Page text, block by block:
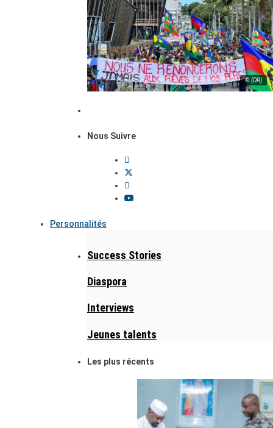
© (DR)
Nous Suivre
Personnalités
Success Stories
Diaspora
Interviews
Jeunes talents
Les plus récents